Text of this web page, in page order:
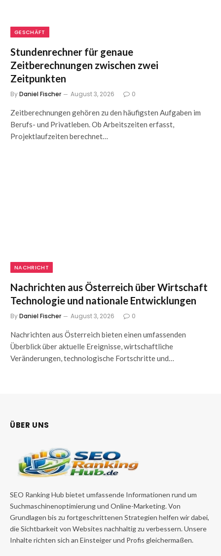
GESCHÄFT
Stundenrechner für genaue
Zeitberechnungen zwischen zwei
Zeitpunkten
ByDaniel Fischer August 3, 2026 0
Zeitberechnungen gehören zu den häufigsten Aufgaben im
Berufs- und Privatleben. Ob Arbeitszeiten erfasst,
Projektlaufzeiten berechnet…
NACHRICHT
Nachrichten aus Österreich über Wirtschaft
Technologie und nationale Entwicklungen
ByDaniel Fischer August 3, 2026 0
Nachrichten aus Österreich bieten einen umfassenden
Überblick über aktuelle Ereignisse, wirtschaftliche
Veränderungen, technologische Fortschritte und…
ÜBER UNS
SEO Ranking Hub bietet umfassende Informationen rund um
Suchmaschinenoptimierung und Online-Marketing. Von
Grundlagen bis zu fortgeschrittenen Strategien helfen wir dabei,
die Sichtbarkeit von Websites nachhaltig zu verbessern. Unsere
Inhalte richten sich an Einsteiger und Profis gleichermaßen.